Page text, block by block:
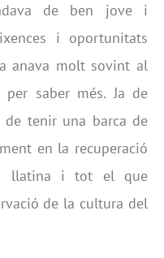
de ben jove i
i oportunitats
anava molt sovint al
saber més. Ja de
tenir una barca de
en la recuperació
llatina i tot el que
de la cultura del